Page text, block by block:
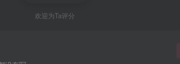
欢迎为Ta评分